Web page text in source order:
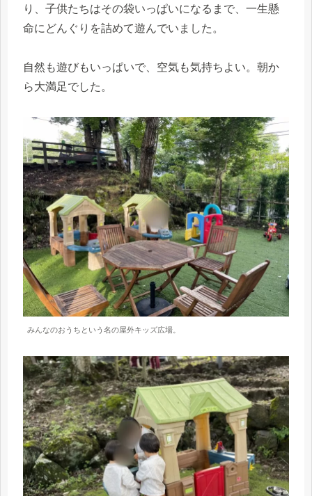
り、子供たちはその袋いっぱいになるまで、一生懸
命にどんぐりを詰めて遊んでいました。
自然も遊びもいっぱいで、空気も気持ちよい。朝か
ら大満足でした。
みんなのおうちという名の屋外キッズ広場。